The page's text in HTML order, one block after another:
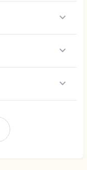
keyboard_arrow_down
keyboard_arrow_down
keyboard_arrow_down